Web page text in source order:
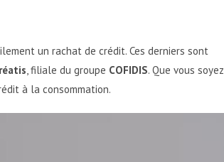
un rachat de crédit. Ces derniers sont
, filiale du groupe COFIDIS. Que vous soyez
à la consommation.